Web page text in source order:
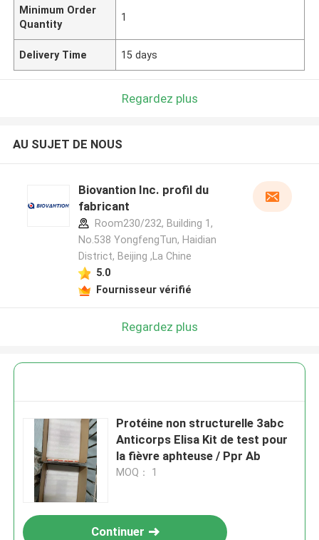
Minimum Order
Quantity
1
Delivery Time 15 days
Regardez plus
AU SUJET DE NOUS
Biovantion Inc. profil du
fabricant
Room230/232, Building 1,
No.538 YongfengTun, Haidian
District, Beijing ,La Chine
5.0
Fournisseur vérifié
Regardez plus
Protéine non structurelle 3abc
Anticorps Elisa Kit de test pour
la fièvre aphteuse / Ppr Ab
MOQ： 1
Continuer